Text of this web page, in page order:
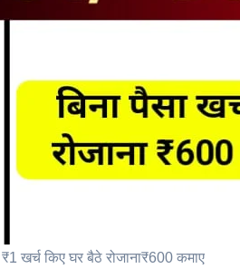
खर्च किए घर बैठे रोजाना₹600 कमाए